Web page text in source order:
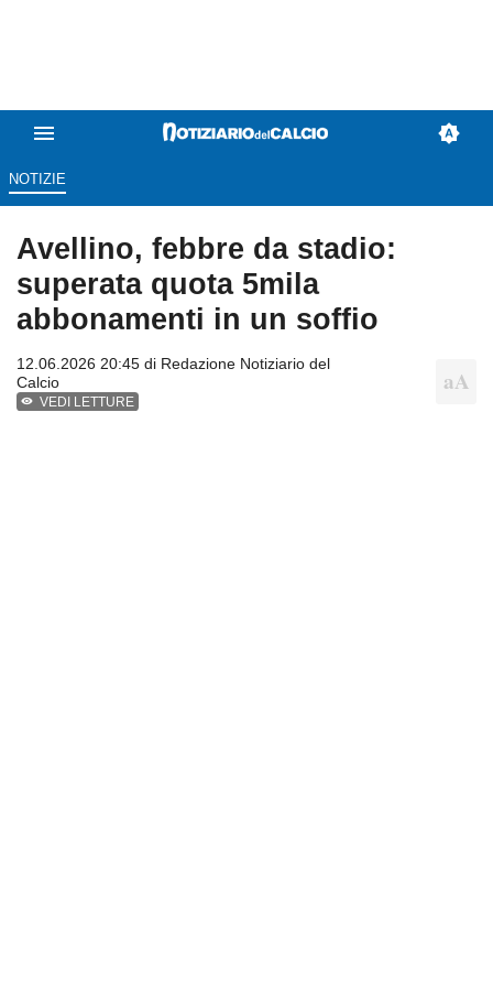
NOTIZIE
Avellino, febbre da stadio:
superata quota 5mila
abbonamenti in un soffio
12.06.2026 20:45 di Redazione Notiziario del
Calcio
VEDI LETTURE